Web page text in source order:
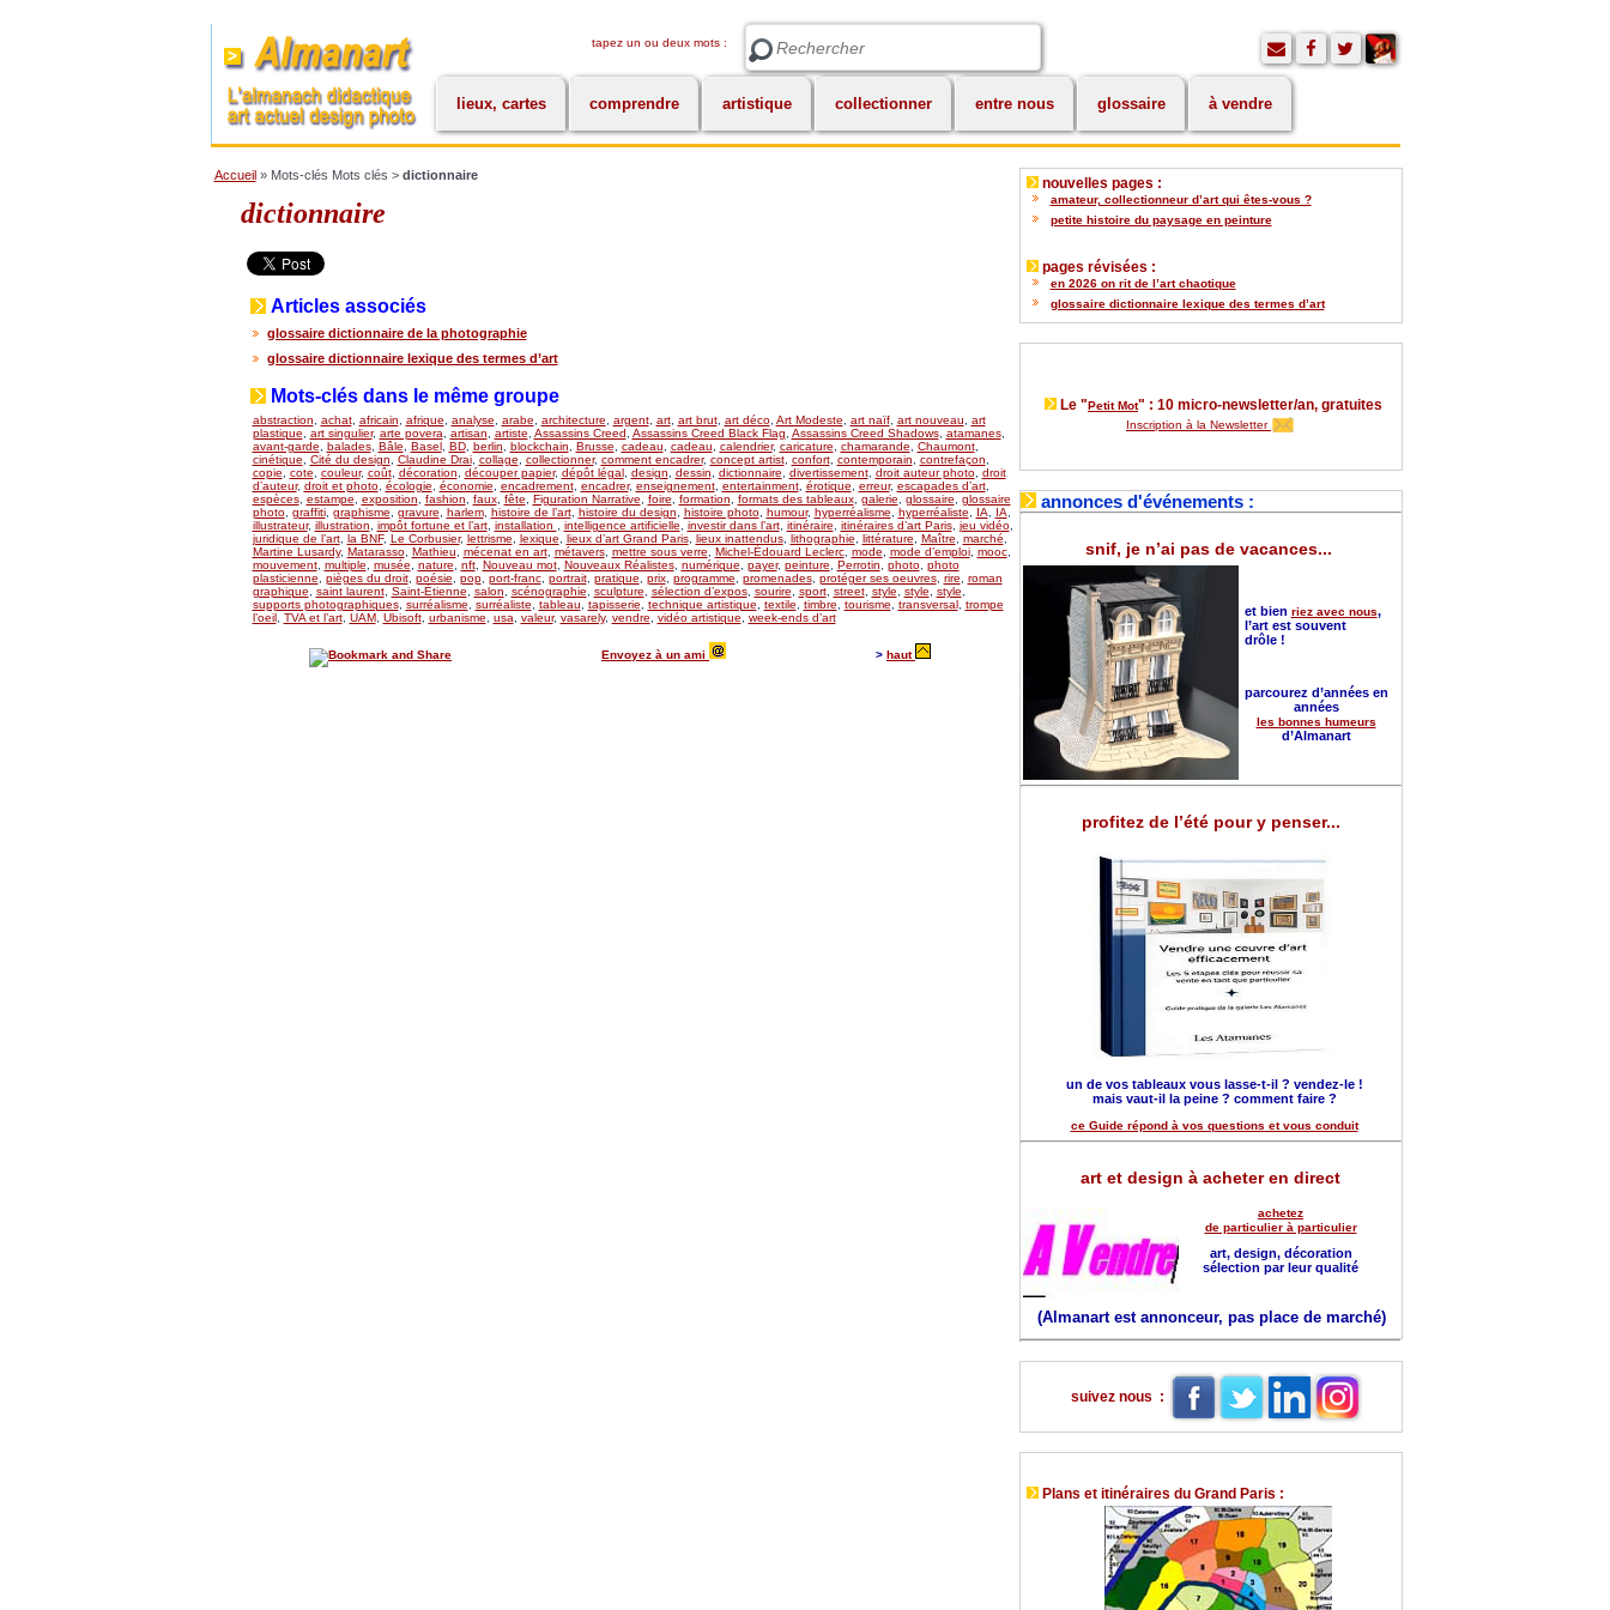
tapez un ou deux mots : Rechercher
lieux, cartes comprendre artistique collectionner entre nous glossaire à vendre
Accueil» Mots-clés Mots clés > dictionnaire
dictionnaire
Articles associés
glossaire dictionnaire de la photographie
glossaire dictionnaire lexique des termes d’art
Mots-clés dans le même groupe
abstraction achat, africain afrique analyse arabe architecture argent, art, art brut, art déco, Art Modeste art naïf, art nouveau
art
plastique
art singulier, arte povera artisan artiste Assassins Creed Assassins Creed Black Flag Assassins Creed Shadows, atamanes,
avant-garde
balades, Bâle Basel, BD, berlin blockchain Brusse cadeau cadeau calendrier, caricature chamarande Chaumont,
cinétique
Cité du design Claudine Drai, collage collectionner, comment encadrer, concept artist, confort, contemporain contrefaçon
copie
cote couleur, coût, décoration découper papier, dépôt légal, design dessin dictionnaire divertissement, droit auteur photo, droit
d’auteur, droit et photo, écologie économie encadrement, encadrer, enseignement, entertainment, érotique erreur, escapades d’art,
espèces, estampe exposition fashion faux, fête Figuration Narrative foire formation formats des tableaux, galerie glossaire
glossaire
photo, graffiti, graphisme gravure harlem, histoire de l’art, histoire du design histoire photo, humour, hyperréalisme hyperréaliste IA IA
illustrateur, illustration impôt fortune et l’art, installation intelligence artificielle investir dans l’art, itinéraire itinéraires d’art Paris, jeu vidéo,
juridique de l’art, la BNF, Le Corbusier, lettrisme lexique lieux d’art Grand Paris, lieux inattendus, lithographie littérature Maître marché
Martine Lusardy, Matarasso, Mathieu mécenat en art, métavers, mettre sous verre Michel-Édouard Leclerc, mode mode d’emploi, mooc,
mouvement, multiple musée nature nft, Nouveau mot, Nouveaux Réalistes, numérique payer, peinture Perrotin photo, photo
plasticienne
pièges du droit, poésie pop, port-franc, portrait, pratique prix, programme promenades, protéger ses oeuvres, rire
roman
graphique
saint laurent, Saint-Étienne salon scénographie sculpture sélection d’expos, sourire sport, street, style style style
supports photographiques, surréalisme surréaliste tableau tapisserie technique artistique textile timbre tourisme transversal, trompe
l’oeil, TVA et l’art, UAM, Ubisoft, urbanisme usa valeur, vasarely, vendre vidéo artistique week-ends d’art
Envoyez à un ami > haut
nouvelles pages :
amateur, collectionneur d’art qui êtes-vous ?
petite histoire du paysage en peinture
pages révisées :
en 2026 on rit de l’art chaotique
glossaire dictionnaire lexique des termes d’art
Le "Petit Mot" : 10 micro-newsletter/an, gratuites
Inscription à la Newsletter
annonces d'événements :
snif, je n’ai pas de vacances...
et bien riez avec nous,
l’art est souvent
drôle !
parcourez d’années en
années
les bonnes humeurs
d’Almanart
profitez de l’été pour y penser...
un de vos tableaux vous lasse-t-il ? vendez-le !
mais vaut-il la peine ? comment faire ?
ce Guide répond à vos questions et vous conduit
art et design à acheter en direct
achetez
de particulier à particulier
art, design, décoration
sélection par leur qualité
(Almanart est annonceur, pas place de marché)
suivez nous :
Plans et itinéraires du Grand Paris :